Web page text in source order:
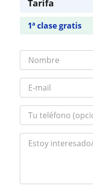
Tarifa
1ª clase gratis